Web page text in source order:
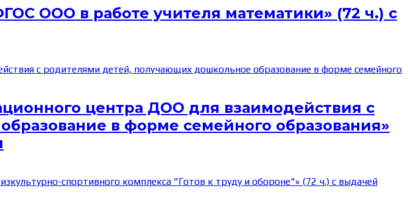
ООО в работе учителя математики» (72 ч.) с
центра ДОО для взаимодействия с
в форме семейного образования»